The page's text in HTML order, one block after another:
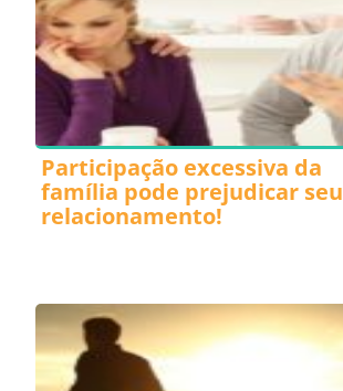
Participação excessiva da
família pode prejudicar seu
relacionamento!